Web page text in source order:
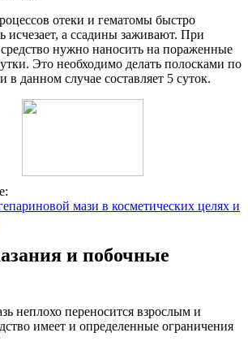
отеки и гематомы быстро
исчезает, а ссадины заживают. При
нужно наносить на пораженные
Это необходимо делать полосками по
в данном случае составляет 5 суток.
мази в косметических целях и
и побочные
неплохо переносится взрослым и
имеет и определенные ограничения